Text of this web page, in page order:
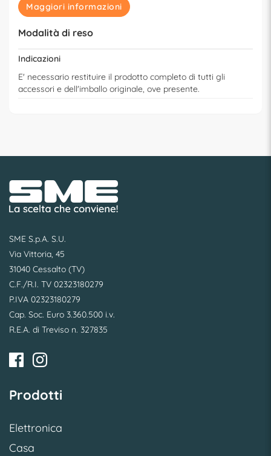
Maggiori informazioni
Modalità di reso
Indicazioni
E' necessario restituire il prodotto completo di tutti gli
accessori e dell'imballo originale, ove presente.
SME S.p.A. S.U.
Via Vittoria, 45
31040 Cessalto (TV)
C.F./R.I. TV 02323180279
P.IVA 02323180279
Cap. Soc. Euro 3.360.500 i.v.
R.E.A. di Treviso n. 327835
Prodotti
Elettronica
Casa